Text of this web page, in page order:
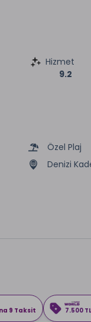
Hizmet
9.2
Özel Plaj
Denizi
9 Taksit 7.500